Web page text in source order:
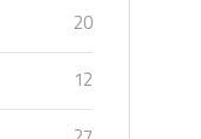
20
12